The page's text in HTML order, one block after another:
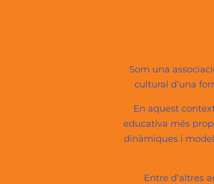
Som una
cultural d’una
En aquest
educativa més
dinàmiques i
Entre d’altres